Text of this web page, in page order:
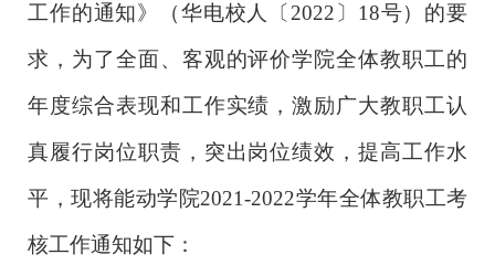
工作的通知》
（华电校人〔2022 〕 18号） 的要
求， 为了全面、客观的评价学院全体教职工的
年度综合表现和工作实绩，激励广大教职工认
真履行岗位职责，突出岗位绩效，提高工作水
平，现将能动学院2021-2022学年全体教职工考
核工作通知如下 ：